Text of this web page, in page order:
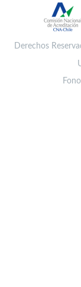
Derechos